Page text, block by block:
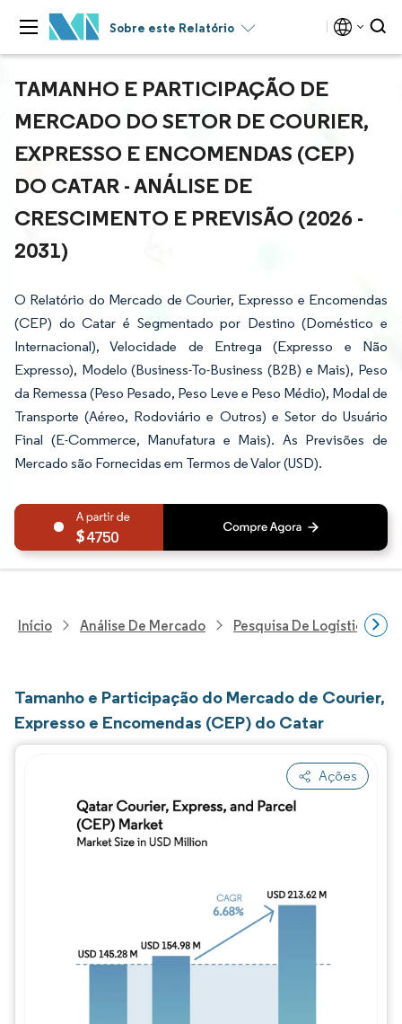
Sobre este Relatório
TAMANHO E PARTICIPAÇÃO DE
MERCADO DO SETOR DE COURIER,
EXPRESSO E ENCOMENDAS (CEP)
DO CATAR - ANÁLISE DE
CRESCIMENTO E PREVISÃO (2026 -
2031)
O Relatório do Mercado de Courier, Expresso e Encomendas
(CEP) do Catar é Segmentado por Destino (Doméstico e
Internacional), Velocidade de Entrega (Expresso e Não
Expresso), Modelo (Business-To-Business (B2B) e Mais), Peso
da Remessa (Peso Pesado, Peso Leve e Peso Médio), Modal de
Transporte (Aéreo, Rodoviário e Outros) e Setor do Usuário
Final (E-Commerce, Manufatura e Mais). As Previsões de
Mercado são Fornecidas em Termos de Valor (USD).
4750
Início Análise De Mercado Pesquisa De Logística
Tamanho e Participação do Mercado de Courier,
Expresso e Encomendas (CEP) do Catar
Ações